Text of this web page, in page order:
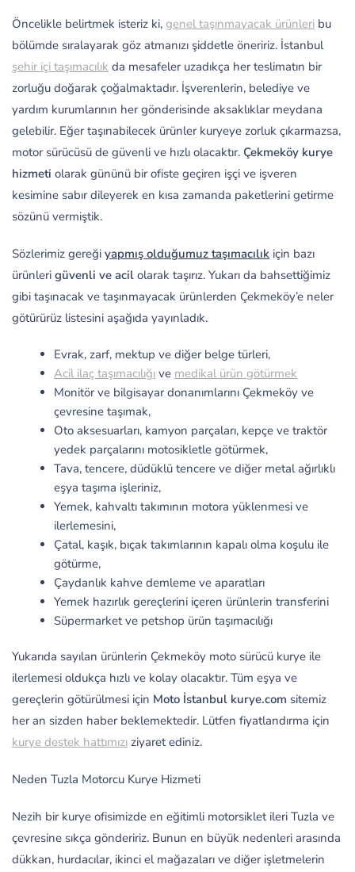
Öncelikle belirtmek isteriz ki, genel taşınmayacak ürünleri bu
bölümde sıralayarak göz atmanızı şiddetle öneririz. İstanbul
şehir içi taşımacılık da mesafeler uzadıkça her teslimatın bir
zorluğu doğarak çoğalmaktadır. İşverenlerin, belediye ve
yardım kurumlarının her gönderisinde aksaklıklar meydana
gelebilir. Eğer taşınabilecek ürünler kuryeye zorluk çıkarmazsa,
motor sürücüsü de güvenli ve hızlı olacaktır. Çekmeköy kurye
hizmeti olarak gününü bir ofiste geçiren işçi ve işveren
kesimine sabır dileyerek en kısa zamanda paketlerini getirme
sözünü vermiştik.
Sözlerimiz gereği yapmış olduğumuz taşımacılık için bazı
ürünleri güvenli ve acil olarak taşırız. Yukarı da bahsettiğimiz
gibi taşınacak ve taşınmayacak ürünlerden Çekmeköy’e neler
götürürüz listesini aşağıda yayınladık.
Evrak, zarf, mektup ve diğer belge türleri,
Acil ilaç taşımacılığı ve medikal ürün götürmek
Monitör ve bilgisayar donanımlarını Çekmeköy ve
çevresine taşımak,
Oto aksesuarları, kamyon parçaları, kepçe ve traktör
yedek parçalarını motosikletle götürmek,
Tava, tencere, düdüklü tencere ve diğer metal ağırlıklı
eşya taşıma işleriniz,
Yemek, kahvaltı takımının motora yüklenmesi ve
ilerlemesini,
Çatal, kaşık, bıçak takımlarının kapalı olma koşulu ile
götürme,
Çaydanlık kahve demleme ve aparatları
Yemek hazırlık gereçlerini içeren ürünlerin transferini
Süpermarket ve petshop ürün taşımacılığı
Yukarıda sayılan ürünlerin Çekmeköy moto sürücü kurye ile
ilerlemesi oldukça hızlı ve kolay olacaktır. Tüm eşya ve
gereçlerin götürülmesi için Moto İstanbul kurye.com sitemiz
her an sizden haber beklemektedir. Lütfen fiyatlandırma için
kurye destek hattımızı ziyaret ediniz.
Neden Tuzla Motorcu Kurye Hizmeti
Nezih bir kurye ofisimizde en eğitimli motorsiklet ileri Tuzla ve
çevresine sıkça göndeririz. Bunun en büyük nedenleri arasında
dükkan, hurdacılar, ikinci el mağazaları ve diğer işletmelerin